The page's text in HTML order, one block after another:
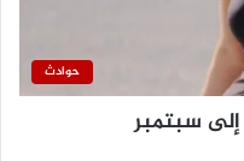
حوادث
سبتمبر